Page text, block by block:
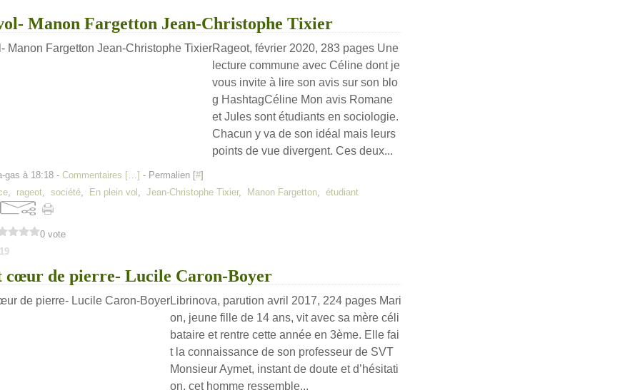
Manon Fargetton Jean-Christophe Tixier
Rageot, février 2020, 283 pages Une
lecture commune avec Céline dont je
vous invite à lire son avis sur son blo
g HashtagCéline Mon avis Romane
et Jules sont étudiants en sociologie.
Chacun y va de son idéal mais leurs
points de vue divergent. Ces deux...
gas à 18:18 - Commentaires […] - Permalien [#]
, rageot, société, En plein vol , Jean-Christophe Tixier, Manon Fargetton, étudiant
0 vote
cœur de pierre- Lucile Caron-Boyer
Librinova, parution avril 2017, 224 pages Mari
on, jeune fille de 14 ans, vit avec sa mère céli
bataire et rentre cette année en 3ème. Elle fai
t la connaissance de son professeur de SVT
Monsieur Aymet, instant de doute et d’hésitati
on, cet homme ressemble...